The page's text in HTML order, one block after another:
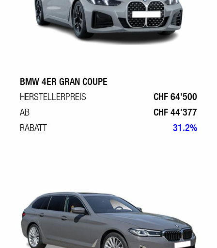
BMW 4ER GRAN COUPE
HERSTELLERPREIS
CHF 64'500
AB
CHF 44'377
RABATT
31.2%